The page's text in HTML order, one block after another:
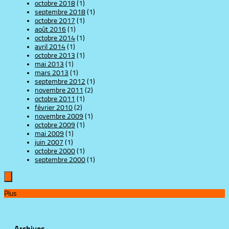
octobre 2018(1)
septembre 2018(1)
octobre 2017 (1)
août 2016(1)
octobre 2014(1)
avril 2014(1)
octobre 2013 (1)
mai 2013 (1)
mars 2013 (1)
septembre 2012 (1)
novembre 2011 (2)
octobre 2011 (1)
février 2010(2)
novembre 2009(1)
octobre 2009(1)
mai 2009(1)
juin 2007 (1)
octobre 2000(1)
septembre 2000(1)
Plus